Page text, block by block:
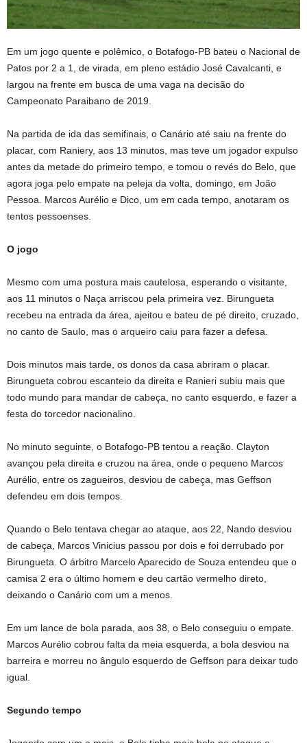
Em um jogo quente e polêmico, o Botafogo-PB bateu o Nacional de
Patos por 2 a 1, de virada, em pleno estádio José Cavalcanti, e
largou na frente em busca de uma vaga na decisão do
Campeonato Paraibano de 2019.
Na partida de ida das semifinais, o Canário até saiu na frente do
placar, com Raniery, aos 13 minutos, mas teve um jogador expulso
antes da metade do primeiro tempo, e tomou o revés do Belo, que
agora joga pelo empate na peleja da volta, domingo, em João
Pessoa. Marcos Aurélio e Dico, um em cada tempo, anotaram os
tentos pessoenses.
O jogo
Mesmo com uma postura mais cautelosa, esperando o visitante,
aos 11 minutos o Naça arriscou pela primeira vez. Birungueta
recebeu na entrada da área, ajeitou e bateu de pé direito, cruzado,
no canto de Saulo, mas o arqueiro caiu para fazer a defesa.
Dois minutos mais tarde, os donos da casa abriram o placar.
Birungueta cobrou escanteio da direita e Ranieri subiu mais que
todo mundo para mandar de cabeça, no canto esquerdo, e fazer a
festa do torcedor nacionalino.
No minuto seguinte, o Botafogo-PB tentou a reação. Clayton
avançou pela direita e cruzou na área, onde o pequeno Marcos
Aurélio, entre os zagueiros, desviou de cabeça, mas Geffson
defendeu em dois tempos.
Quando o Belo tentava chegar ao ataque, aos 22, Nando desviou
de cabeça, Marcos Vinicius passou por dois e foi derrubado por
Birungueta. O árbitro Marcelo Aparecido de Souza entendeu que o
camisa 2 era o último homem e deu cartão vermelho direto,
deixando o Canário com um a menos.
Em um lance de bola parada, aos 38, o Belo conseguiu o empate.
Marcos Aurélio cobrou falta da meia esquerda, a bola desviou na
barreira e morreu no ângulo esquerdo de Geffson para deixar tudo
igual.
Segundo tempo